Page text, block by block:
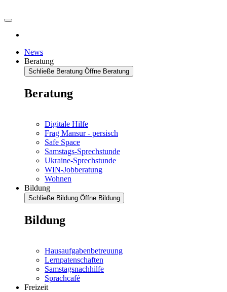
News
Beratung
Schließe Beratung Öffne Beratung
Beratung
Digitale Hilfe
Frag Mansur - persisch
Safe Space
Samstags-Sprechstunde
Ukraine-Sprechstunde
WIN-Jobberatung
Wohnen
Bildung
Schließe Bildung Öffne Bildung
Bildung
Hausaufgabenbetreuung
Lernpatenschaften
Samstagsnachhilfe
Sprachcafé
Freizeit